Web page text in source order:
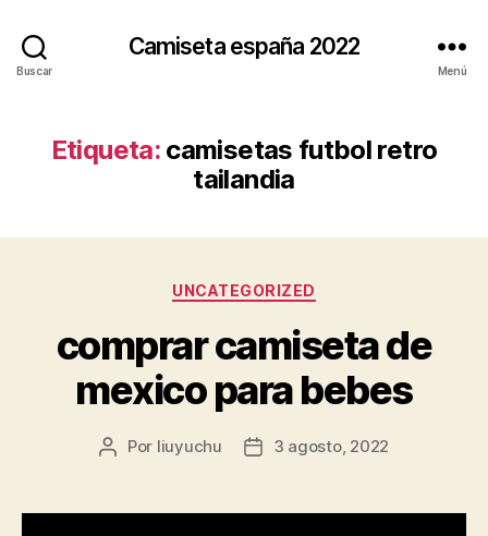
Buscar
Camiseta españa 2022
Menú
Etiqueta: camisetas futbol retro
tailandia
Categorías
UNCATEGORIZED
comprar camiseta de
mexico para bebes
Autor
entrada
Por liuyuchu
Fecha
entrada
3 agosto, 2022